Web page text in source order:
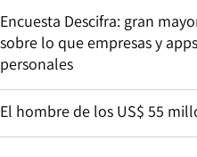
Encuesta Descifra: gran
sobre lo que empresas y
personales
El hombre de los US$ 55